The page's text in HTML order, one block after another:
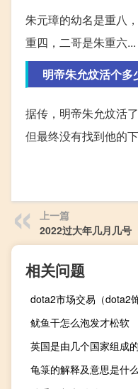
朱元璋的幼名是重八
重四，二哥是朱重六...
明帝朱允炆活个多
据传，明帝朱允炆活
但最终没有找到他的下
上一篇
2022过大年几月几号
相关问题
dota2市场交易（dota2
鱿鱼干怎么泡发才松软
英国是由几个国家组成的
龟箓的解释及意思是什么